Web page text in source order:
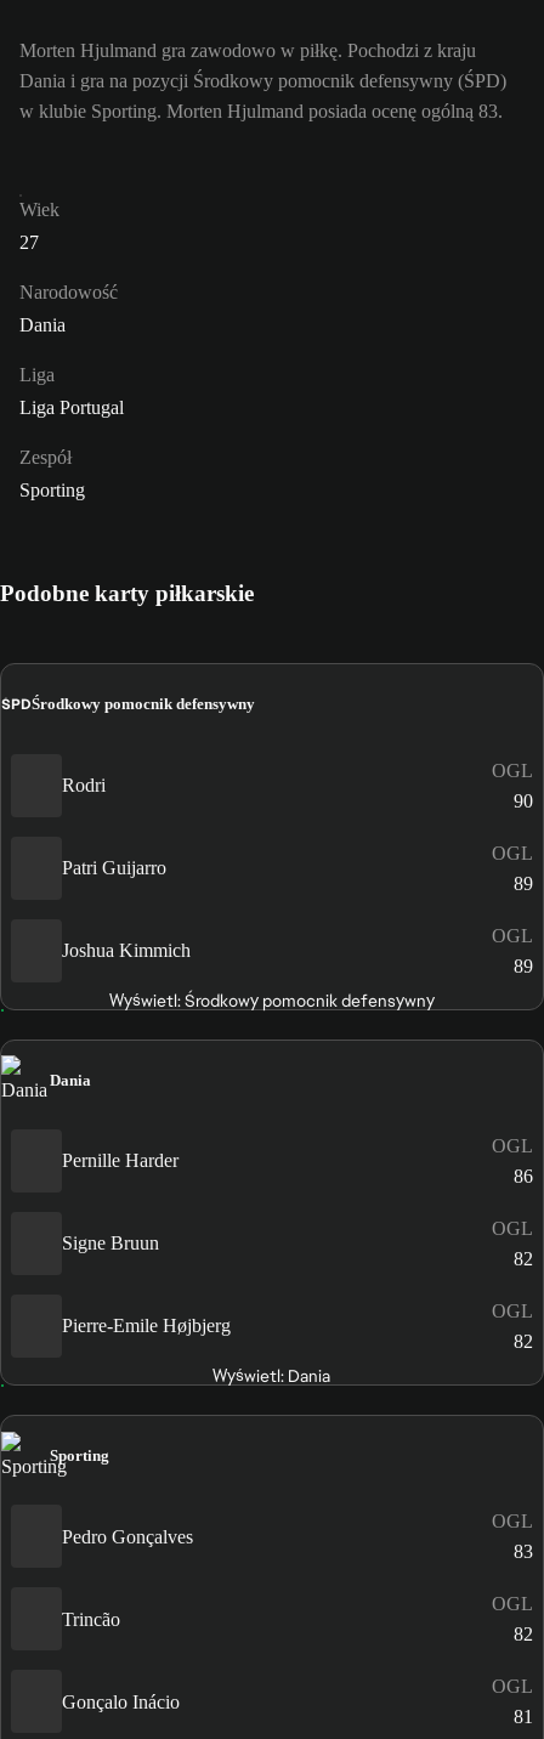
Morten Hjulmand gra zawodowo w piłkę. Pochodzi z kraju
Dania i gra na pozycji Środkowy pomocnik defensywny (ŚPD)
w klubie Sporting. Morten Hjulmand posiada ocenę ogólną 83.
Wiek
27
Narodowość
Dania
Liga
Liga Portugal
Zespół
Sporting
Podobne karty piłkarskie
ŚPDŚrodkowy pomocnik defensywny
Rodri
OGL
90
Patri Guijarro
OGL
89
Joshua Kimmich
OGL
89
Wyświetl: Środkowy pomocnik defensywny
Dania
Pernille Harder
OGL
86
Signe Bruun
OGL
82
Pierre-Emile Højbjerg
OGL
82
Wyświetl: Dania
Sporting
Pedro Gonçalves
OGL
83
Trincão
OGL
82
Gonçalo Inácio
OGL
81